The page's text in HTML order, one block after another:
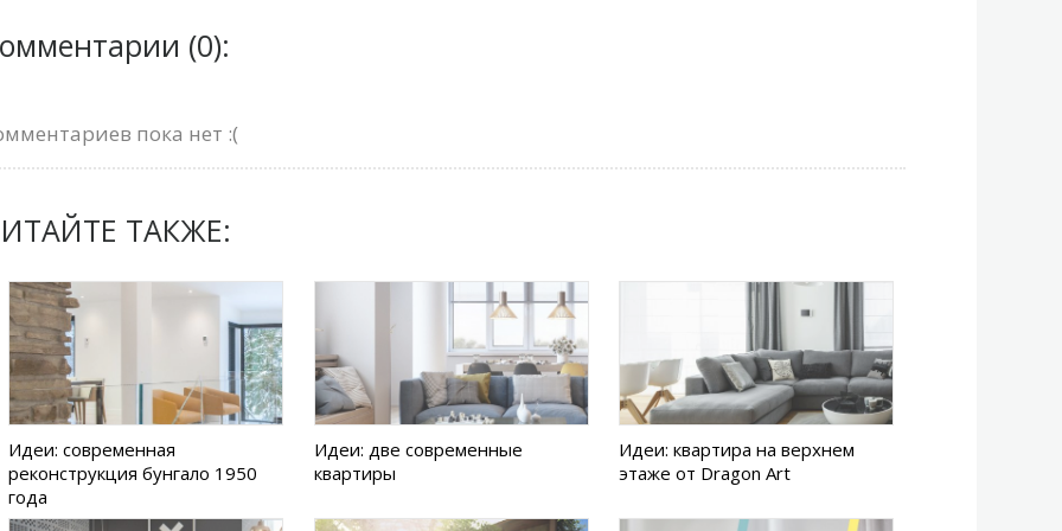
(0):
пока нет :(
ТАКЖЕ:
Идеи: современная
реконструкция бунгало 1950
года
Идеи: две современные
квартиры
Идеи: квартира на верхнем
этаже от Dragon Art